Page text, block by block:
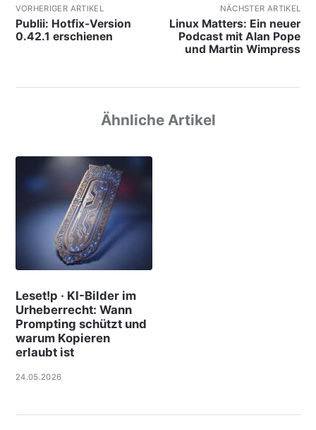
VORHERIGER ARTIKEL
Publii: Hotfix-Version
0.42.1 erschienen
NÄCHSTER ARTIKEL
Linux Matters: Ein neuer
Podcast mit Alan Pope
und Martin Wimpress
Ähnliche Artikel
Leset!p · KI-Bilder im
Urheberrecht: Wann
Prompting schützt und
warum Kopieren
erlaubt ist
24.05.2026